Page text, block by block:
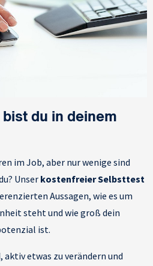
du in deinem
im Job, aber nur wenige sind
Unser kostenfreier Selbsttest
Aussagen, wie es um
steht und wie groß dein
ist.
etwas zu verändern und